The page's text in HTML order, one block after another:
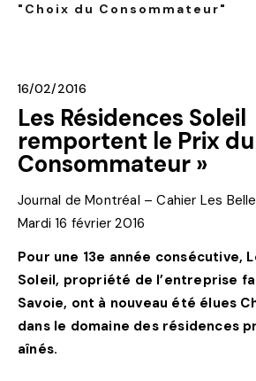
"Choix du Consommateur"
16/02/2016
Les Résidences Soleil
remportent le Prix
Consommateur »
Journal de Montréal – Cahier Les
Mardi 16 février 2016
Pour une 13e année consécutive,
Soleil, propriété de l’entreprise
Savoie, ont à nouveau été élues
dans le domaine des résidences
aînés.